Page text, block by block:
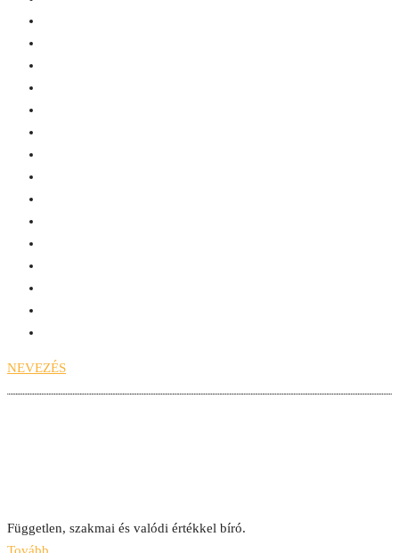
NEVEZÉS
Független, szakmai és valódi értékkel bíró.